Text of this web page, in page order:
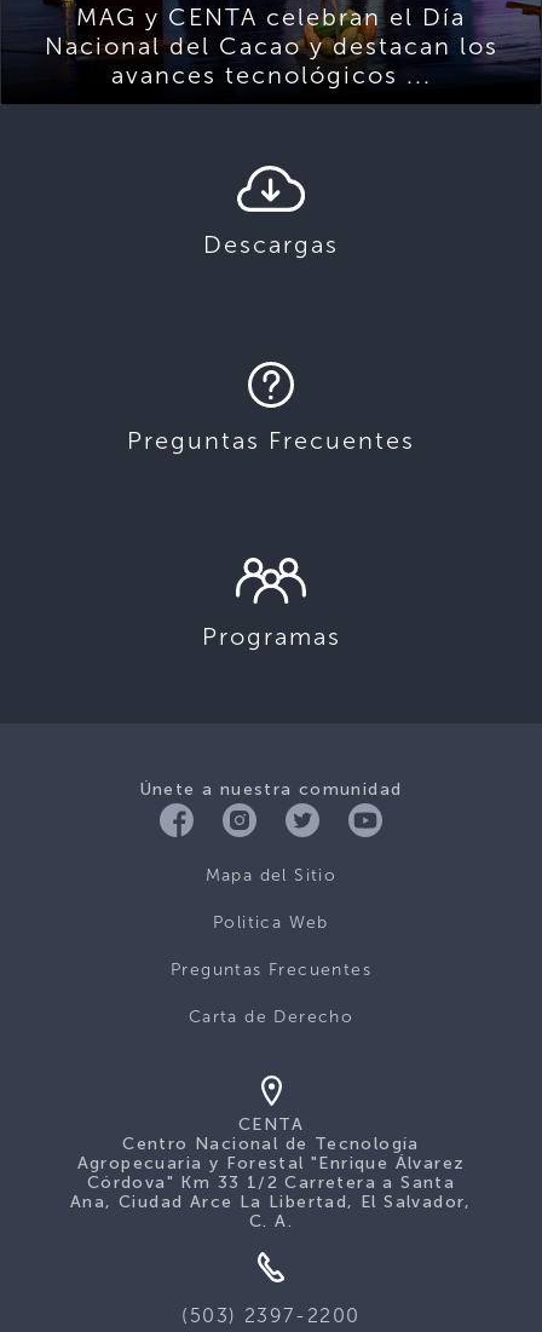
MAG y CENTA celebran el Día
Nacional del Cacao y destacan los
avances tecnológicos ...
Descargas
Preguntas Frecuentes
Programas
Únete a nuestra comunidad
Mapa del Sitio
Politica Web
Preguntas Frecuentes
Carta de Derecho
CENTA
Centro Nacional de Tecnología
Agropecuaria y Forestal "Enrique Álvarez
Córdova" Km 33 1/2 Carretera a Santa
Ana, Ciudad Arce La Libertad, El Salvador,
C. A.
(503) 2397-2200